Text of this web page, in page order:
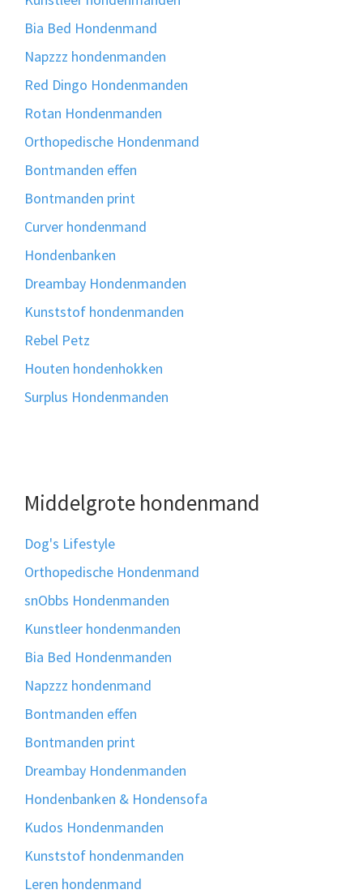
Bia Bed Hondenmand
Napzzz hondenmanden
Red Dingo Hondenmanden
Rotan Hondenmanden
Orthopedische Hondenmand
Bontmanden effen
Bontmanden print
Curver hondenmand
Hondenbanken
Dreambay Hondenmanden
Kunststof hondenmanden
Rebel Petz
Houten hondenhokken
Surplus Hondenmanden
Middelgrote hondenmand
Dog's Lifestyle
Orthopedische Hondenmand
snObbs Hondenmanden
Kunstleer hondenmanden
Bia Bed Hondenmanden
Napzzz hondenmand
Bontmanden effen
Bontmanden print
Dreambay Hondenmanden
Hondenbanken & Hondensofa
Kudos Hondenmanden
Kunststof hondenmanden
Leren hondenmand